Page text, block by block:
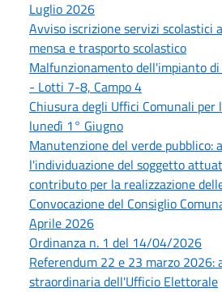
Luglio 2026
Avviso iscrizione servizi scolastici
mensa e trasporto scolastico
Malfunzionamento dell'impianto
- Lotti 7-8, Campo 4
Chiusura degli Uffici Comunali
lunedì 1° Giugno
Manutenzione del verde pubblico:
l'individuazione del soggetto
contributo per la realizzazione
Convocazione del Consiglio
Aprile 2026
Ordinanza n. 1 del 14/04/2026
Referendum 22 e 23 marzo 2026:
straordinaria dell'Ufficio Elettorale